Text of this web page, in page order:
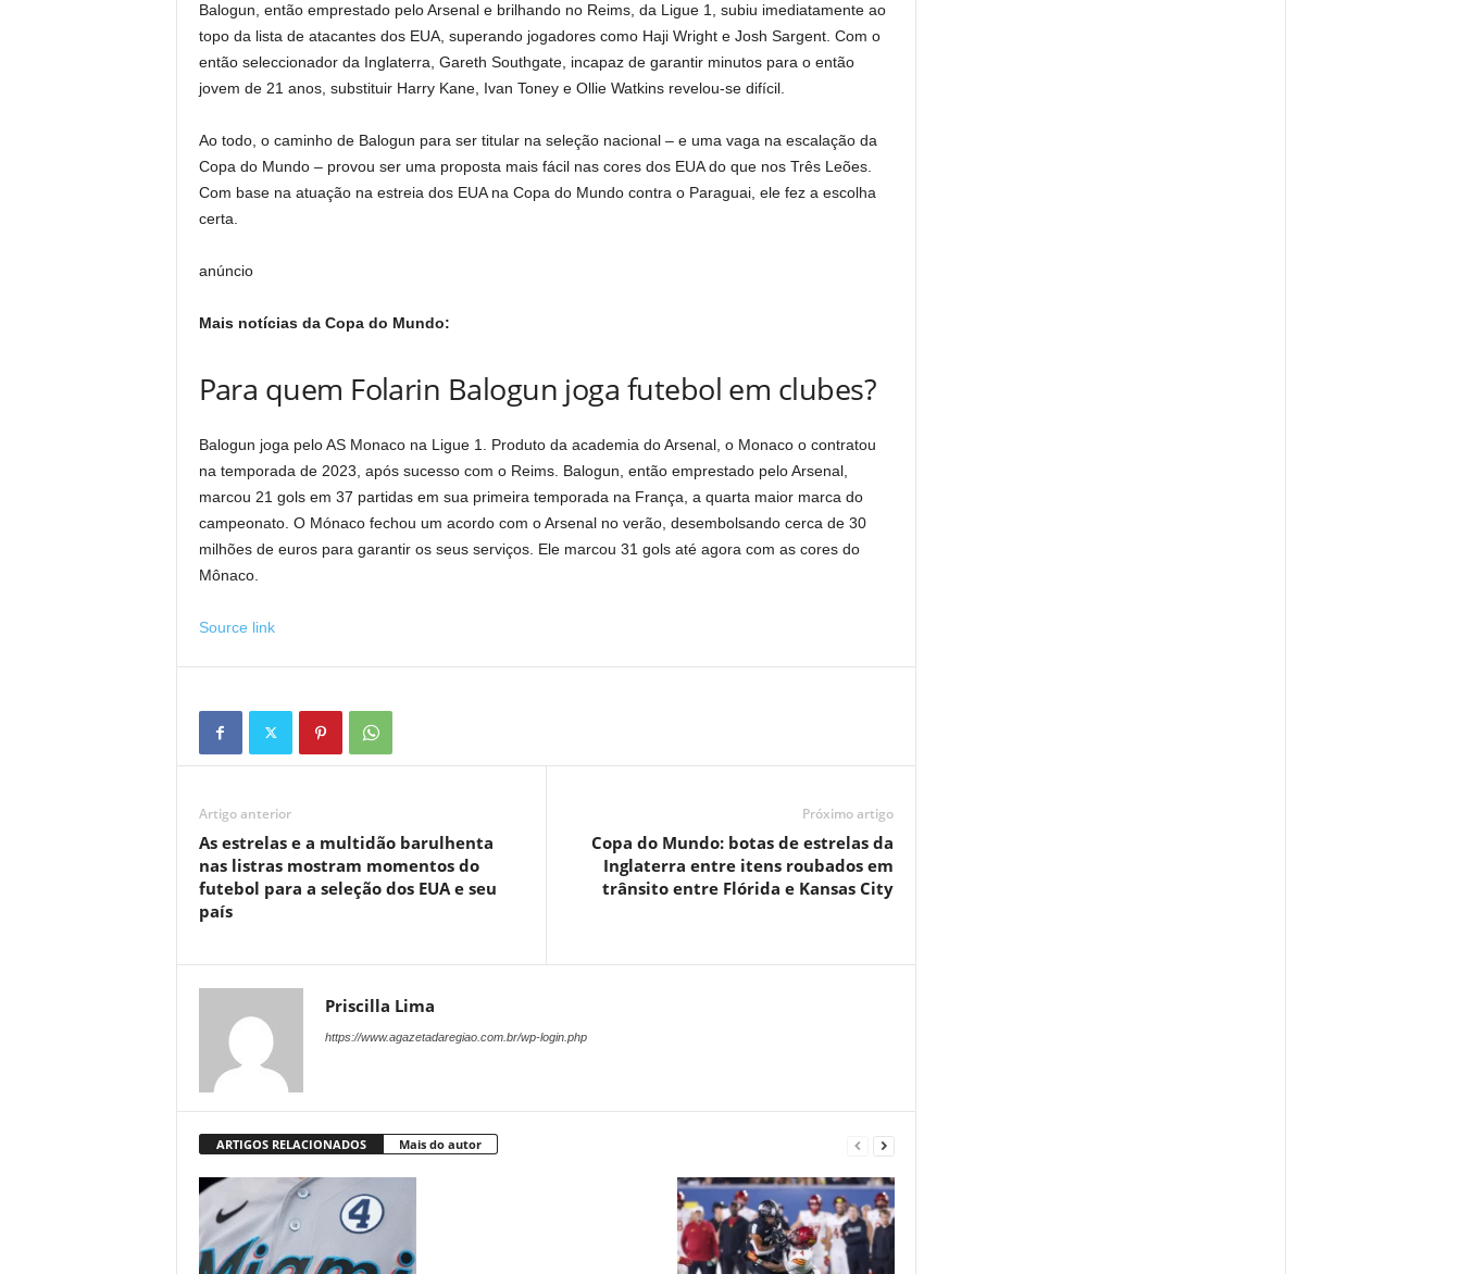
Balogun, então emprestado pelo Arsenal e brilhando no Reims, da Ligue 1, subiu imediatamente ao
topo da lista de atacantes dos EUA, superando jogadores como Haji Wright e Josh Sargent. Com o
então seleccionador da Inglaterra, Gareth Southgate, incapaz de garantir minutos para o então
jovem de 21 anos, substituir Harry Kane, Ivan Toney e Ollie Watkins revelou-se difícil.
Ao todo, o caminho de Balogun para ser titular na seleção nacional – e uma vaga na escalação da
Copa do Mundo – provou ser uma proposta mais fácil nas cores dos EUA do que nos Três Leões.
Com base na atuação na estreia dos EUA na Copa do Mundo contra o Paraguai, ele fez a escolha
certa.
anúncio
Mais notícias da Copa do Mundo:
Para quem Folarin Balogun joga futebol em clubes?
Balogun joga pelo AS Monaco na Ligue 1. Produto da academia do Arsenal, o Monaco o contratou
na temporada de 2023, após sucesso com o Reims. Balogun, então emprestado pelo Arsenal,
marcou 21 gols em 37 partidas em sua primeira temporada na França, a quarta maior marca do
campeonato. O Mónaco fechou um acordo com o Arsenal no verão, desembolsando cerca de 30
milhões de euros para garantir os seus serviços. Ele marcou 31 gols até agora com as cores do
Mônaco.
Source link
Artigo anterior
As estrelas e a multidão barulhenta
nas listras mostram momentos do
futebol para a seleção dos EUA e seu
país
Próximo artigo
Copa do Mundo: botas de estrelas da
Inglaterra entre itens roubados em
trânsito entre Flórida e Kansas City
Priscilla Lima
https://www.agazetadaregiao.com.br/wp-login.php
ARTIGOS RELACIONADOS Mais do autor